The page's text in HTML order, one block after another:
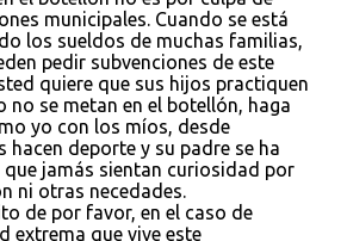
municipales. Cuando se está
los sueldos de muchas familias,
pedir subvenciones de este
quiere que sus hijos practiquen
no se metan en el botellón, haga
yo con los míos, desde
hacen deporte y su padre se ha
jamás sientan curiosidad por
ni otras necedades.
de por favor, en el caso de
extrema que vive este